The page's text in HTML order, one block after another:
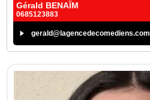
Gérald BENAÏM
0685123883
gerald@lagencedecomediens.com